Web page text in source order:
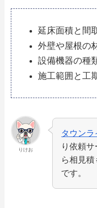
延床面積と間
外壁や屋根の
設備機器の種
施工範囲と工
りけお
タウンラ
り依頼
ら相見
です。